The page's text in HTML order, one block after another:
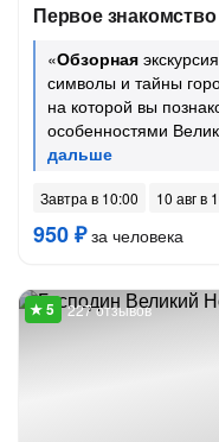
Первое
«Обзорная
символы и тайны
на которой вы
особенностями
Завтра в 10:00 10 авг в
950 ₽за человека
227 отзывов